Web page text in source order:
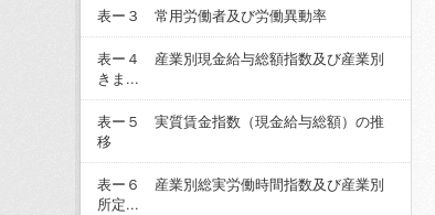
表ー３ 常用労働者及び労働異動率
表ー４ 産業別現金給与総額指数及び産業別
きま...
表ー５ 実質賃金指数（現金給与総額）の推
移
表ー６ 産業別総実労働時間指数及び産業別
所定...